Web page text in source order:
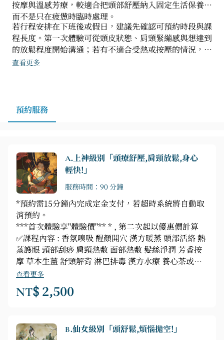
按摩與溫感芳療，較適合把頭部舒壓納入固定生活保養，
而不是只在疲憊時臨時處理。
若行程安排在下班後或假日，建議先確認可預約時段與課
程長度。第一次體驗可從頭皮狀態、肩頸緊繃感與想達到
的放鬆程度開始溝通；若有不適合受熱或按壓的情況，也
應在服務前告知。
查看更多
預約服務
A.上神級別「頭療舒壓,肩頸放鬆,身心
輕快!」
服務時間：90 分鐘
*預約需15分鐘內完成定金支付，若超時系統將自動取
消預約。
***首次體驗享"體驗價"** * , 第二次起以優惠價計算
✅課程內容 : 香氛嗅吸 醒顏開穴 漢方暖蒸 頭部活絡 熱
蒸護眼 頭部刮痧 肩頸熱敷 面部熱敷 髮絲淨潤 芳香按
摩 草本生薑 舒頸解背 淋巴排毒 漢方水療 養心茶或養
生湯品 【 與仙女的差異增加∶眼部護理 > 頸背按摩 >
淋巴排毒 > 瞬間護髮 】 ***70-90分 依髮長會有時間上
差異
查看更多
NT$ 2,500
B.仙女級別「頭舒鬆,煩惱拋空!」